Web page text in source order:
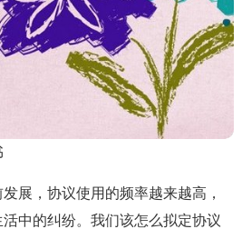
展，协议使用的频率越来越高，
中的纠纷。我们该怎么拟定协议